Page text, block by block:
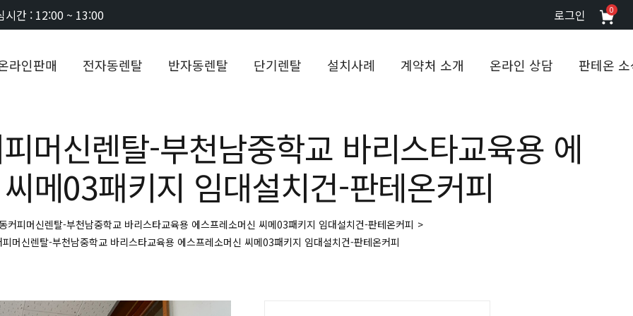
시간 : 12:00 ~ 13:00 로그인 0
라인판매 전자동렌탈 반자동렌탈 단기렌탈 설치사례 계약처 소개 온라인 상담 판테온
머신렌탈-부천남중학교 바리스타교육용 에
메03패키지 임대설치건-판테온커피
커피머신렌탈-부천남중학교 바리스타교육용 에스프레소머신 씨메03패키지 임대설치건-판테온커피 >
머신렌탈-부천남중학교 바리스타교육용 에스프레소머신 씨메03패키지 임대설치건-판테온커피